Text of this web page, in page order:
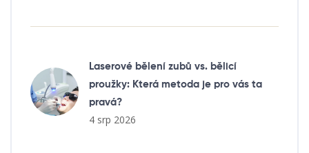
Laserové bělení zubů vs. bělicí
proužky: Která metoda je pro vás ta
pravá?
4 srp 2026